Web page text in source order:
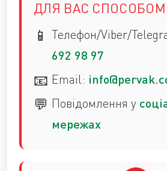
ДЛЯ ВАС
Телефон/Viber/
692 98 97
Email:
Повідомлення у
мережах